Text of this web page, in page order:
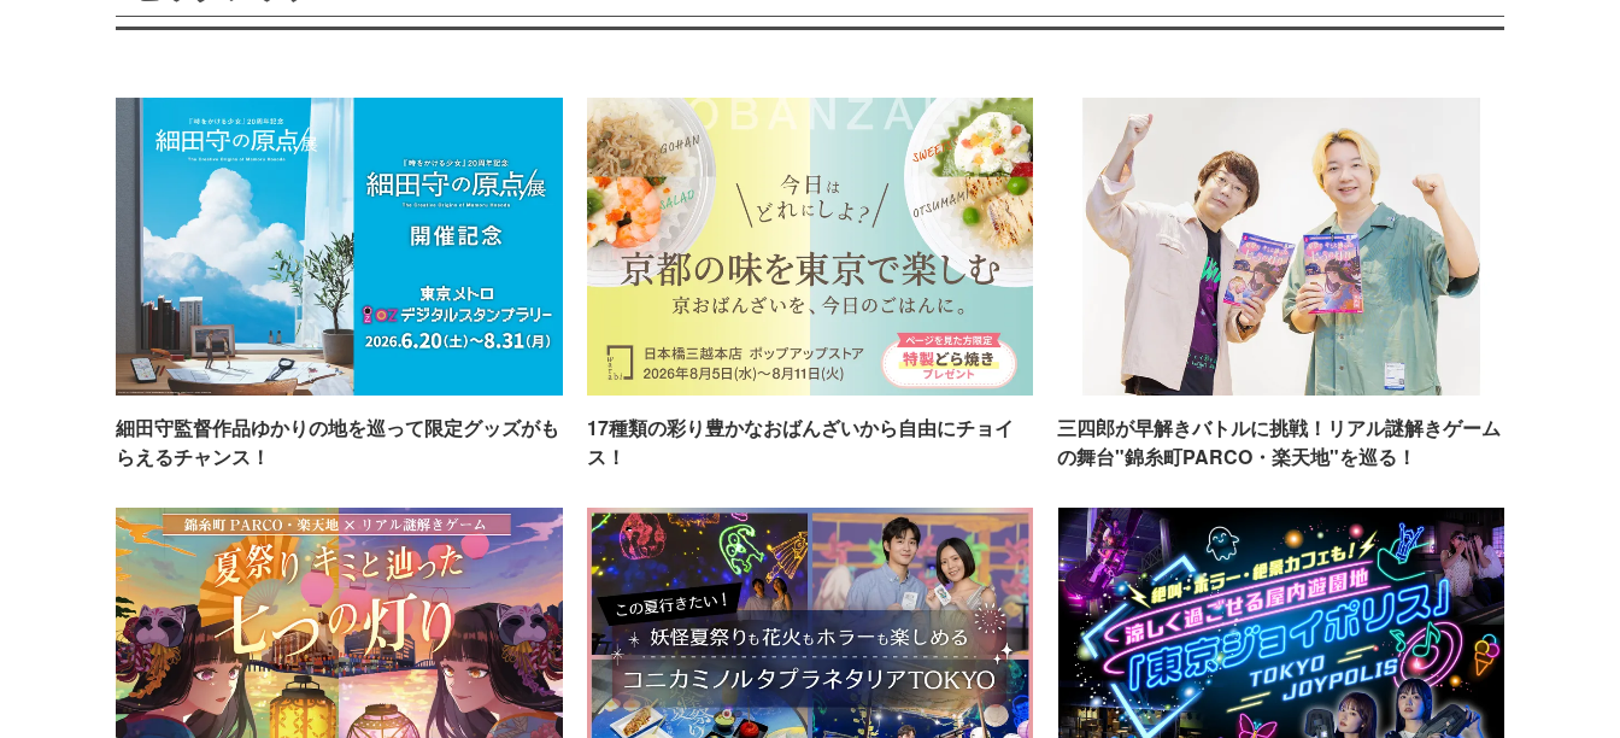
細田守監督作品ゆかりの地を巡って限定グッズがも
らえるチャンス！
17種類の彩り豊かなおばんざいから自由にチョイ
ス！
三四郎が早解きバトルに挑戦！リアル謎解きゲーム
の舞台"錦糸町PARCO・楽天地"を巡る！